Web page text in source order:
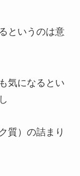
というのは意
気になるとい
質）の詰まり